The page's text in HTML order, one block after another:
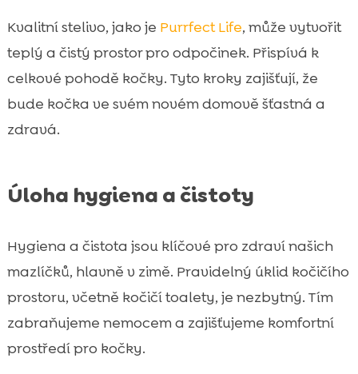
Kvalitní stelivo, jako je Purrfect Life, může vytvořit
teplý a čistý prostor pro odpočinek. Přispívá k
celkové pohodě kočky. Tyto kroky zajišťují, že
bude kočka ve svém novém domově šťastná a
zdravá.
Úloha hygiena a čistoty
Hygiena a čistota jsou klíčové pro zdraví našich
mazlíčků, hlavně v zimě. Pravidelný úklid kočičího
prostoru, včetně kočičí toalety, je nezbytný. Tím
zabraňujeme nemocem a zajišťujeme komfortní
prostředí pro kočky.